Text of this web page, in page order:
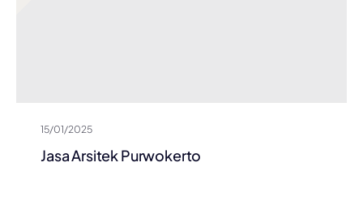
15/01/2025
Jasa Arsitek Purwokerto